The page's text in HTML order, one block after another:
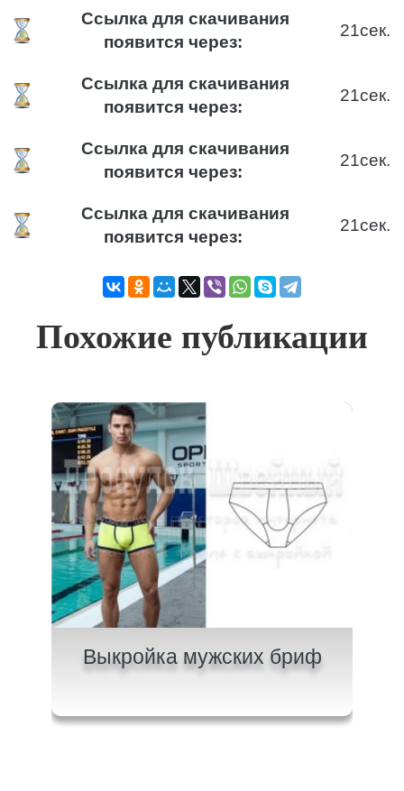
Ссылка для скачивания
появится через:
21сек.
Ссылка для скачивания
появится через:
21сек.
Ссылка для скачивания
появится через:
21сек.
Ссылка для скачивания
появится через:
21сек.
Похожие публикации
Выкройка мужских бриф